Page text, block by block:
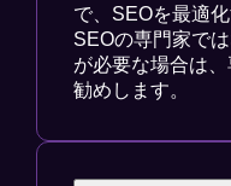
で、SEOを最適
SEOの専門家で
が必要な場合は
勧めします。